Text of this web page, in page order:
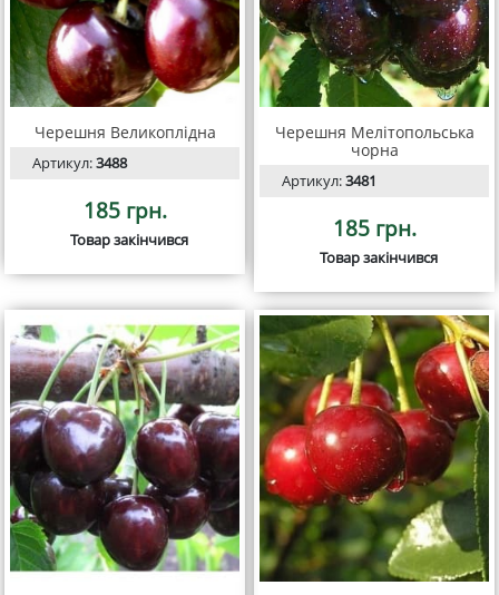
Черешня Великоплідна
Артикул:3488
185 грн.
Товар закінчився
Черешня Мелітопольська
чорна
Артикул:3481
185 грн.
Товар закінчився